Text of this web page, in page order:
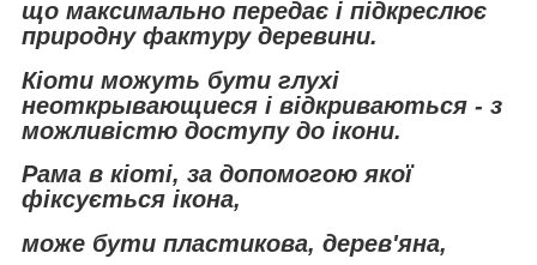
що максимально передає і підкреслює
природну фактуру деревини.
Кіоти можуть бути глухі
неоткрывающиеся і відкриваються - з
можливістю доступу до ікони.
Рама в кіоті, за допомогою якої
фіксується ікона,
може бути пластикова, дерев'яна,